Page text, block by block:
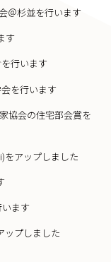
＠杉並を行います
す
行います
を行います
協会の住宅部会賞を
アップしました
ます
ップしました